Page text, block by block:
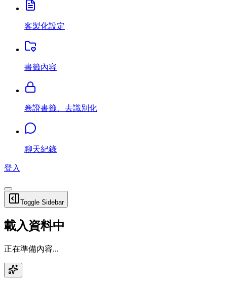
客製化設定
書籤內容
卷證書籤、去識別化
聊天紀錄
登入
Toggle Sidebar
載入資料中
正在準備內容...